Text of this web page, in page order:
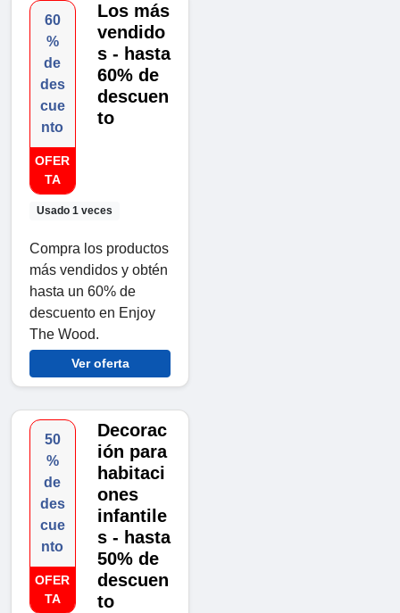
60
%
de
des
cue
nto
OFER
TA
Usado 1 veces
Los más
vendido
s - hasta
60% de
descuen
to
Compra los productos
más vendidos y obtén
hasta un 60% de
descuento en Enjoy
The Wood.
Ver oferta
50
%
de
des
cue
nto
OFER
TA
Decorac
ión para
habitaci
ones
infantile
s - hasta
50% de
descuen
to